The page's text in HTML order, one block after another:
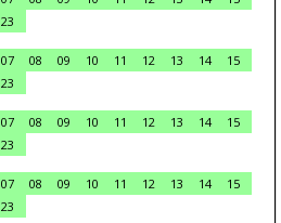
23
07 08 09 10 11 12 13 14
15
23
07 08 09 10 11 12 13 14
15
23
07 08 09 10 11 12 13 14
15
23